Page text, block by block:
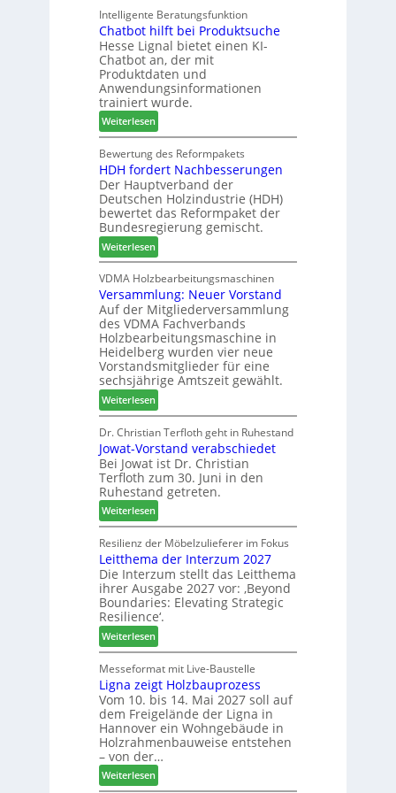
d
-
V
e
r
b
i
n
e
r
t
i
o
n
s
w
o
c
h
e
n
2
0
2
6
a
T
e
c
m
e
l
d
e
t
B
e
s
u
c
h
r
z
a
h
l
e
n
Intelligente Beratungsfunktion
Chatbot hilft bei Produktsuche
Hesse Lignal bietet einen KI-
Chatbot an, der mit
Produktdaten und
Anwendungsinformationen
trainiert wurde.
Weiterlesen:
C
h
a
t
b
o
t
h
i
l
t
b
e
i
P
r
o
u
k
t
s
u
c
e
Bewertung des Reformpakets
HDH fordert Nachbesserungen
Der Hauptverband der
Deutschen Holzindustrie (HDH)
bewertet das Reformpaket der
Bundesregierung gemischt.
Weiterlesen:
H
D
H
f
o
r
d
e
r
t
N
a
c
h
b
e
s
s
e
r
u
n
g
e
n
VDMA Holzbearbeitungsmaschinen
Versammlung: Neuer Vorstand
Auf der Mitgliederversammlung
des VDMA Fachverbands
Holzbearbeitungsmaschine in
Heidelberg wurden vier neue
Vorstandsmitglieder für eine
sechsjährige Amtszeit gewählt.
Weiterlesen:
V
e
r
s
a
m
m
l
u
n
g
:
N
e
u
e
r
V
o
r
t
a
n
Dr. Christian Terfloth geht in Ruhestand
Jowat-Vorstand verabschiedet
Bei Jowat ist Dr. Christian
Terfloth zum 30. Juni in den
Ruhestand getreten.
Weiterlesen:
J
o
w
a
t
-
V
o
r
s
t
a
n
d
v
e
r
Resilienz der Möbelzulieferer im Fokus
Leitthema der Interzum 2027
Die Interzum stellt das Leitthema
ihrer Ausgabe 2027 vor: ‚Beyond
Boundaries: Elevating Strategic
Resilience‘.
Weiterlesen:
L
e
i
t
t
h
e
m
a
Messeformat mit Live-Baustelle
Ligna zeigt Holzbauprozess
Vom 10. bis 14. Mai 2027 soll auf
dem Freigelände der Ligna in
Hannover ein Wohngebäude in
Holzrahmenbauweise entstehen
– von der…
Weiterlesen:
L